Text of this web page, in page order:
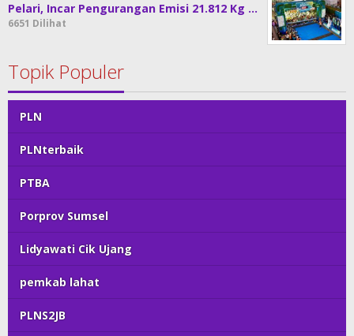
Pelari, Incar Pengurangan Emisi 21.812 Kg …
6651 Dilihat
Topik Populer
PLN
PLNterbaik
PTBA
Porprov Sumsel
Lidyawati Cik Ujang
pemkab lahat
PLNS2JB